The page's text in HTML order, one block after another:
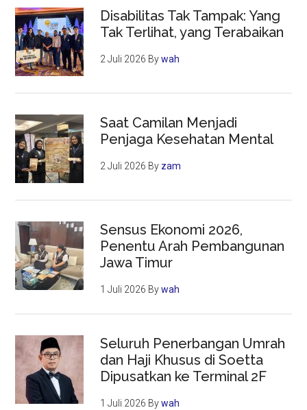
Disabilitas Tak Tampak: Yang
Tak Terlihat, yang Terabaikan
2 Juli 2026 Bywah
Saat Camilan Menjadi
Penjaga Kesehatan Mental
2 Juli 2026 By zam
Sensus Ekonomi 2026,
Penentu Arah Pembangunan
Jawa Timur
1 Juli 2026 Bywah
Seluruh Penerbangan Umrah
dan Haji Khusus di Soetta
Dipusatkan ke Terminal 2F
1 Juli 2026 Bywah